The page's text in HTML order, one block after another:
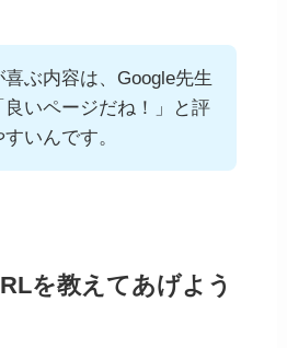
ぶ内容は、Google先生
良いページだね！」と評
いんです。
を教えてあげよう